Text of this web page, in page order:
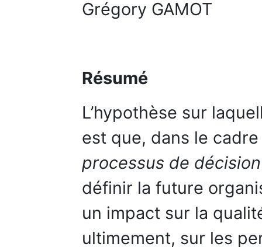
Grégory GAMOT
Résumé
L’hypothèse sur
est que, dans le
processus de
définir la future
un impact sur la
ultimement, sur les